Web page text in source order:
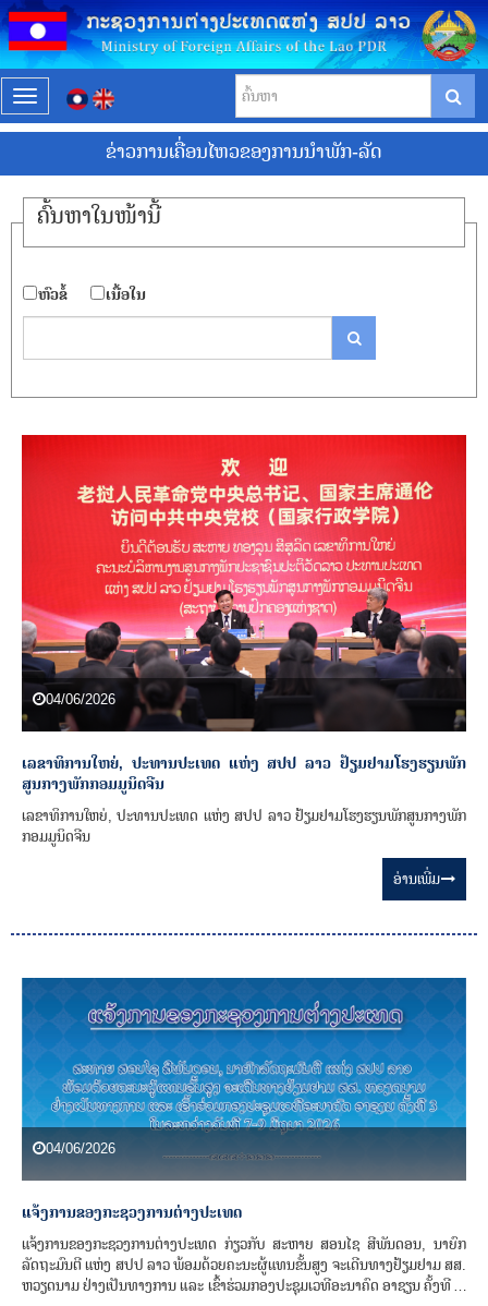
T
o
g
l
n
a
v
g
i
ຂ່າວການ​ເຄື່ອນ​ໄຫວຂອງການນໍາພັກ-ລັດ
ຄົ້ນ​ຫາ​ໃນ​ໜ້ານີ້
​ຫົວ​ຂໍ້ ​ເນື້ອ​ໃນ
04/06/2026
ເລຂາທິການໃຫຍ່, ປະທານປະເທດ ແຫ່ງ ສປປ ລາວ ຢ້ຽມຢາມໂຮງຮຽນພັກ
ສູນກາງພັກກອມມູນິດຈີນ
ເລຂາທິການໃຫຍ່, ປະທານປະເທດ ແຫ່ງ ສປປ ລາວ ຢ້ຽມຢາມໂຮງຮຽນພັກສູນກາງພັກ
ກອມມູນິດຈີນ
ອ່ານ​ເພີ່ມ
04/06/2026
ແຈ້ງການຂອງກະຊວງການຕ່າງປະເທດ
ແຈ້ງການຂອງກະຊວງການຕ່າງປະເທດ ກ່ຽວກັບ ສະຫາຍ ສອນໄຊ ສີພັນດອນ, ນາຍົກ
ລັດຖະມົນຕີ ແຫ່ງ ສປປ ລາວ ພ້ອມດ້ວຍຄະນະຜູ້ແທນຂັ້ນສູງ ຈະເດີນທາງຢ້ຽມຢາມ ສສ.
ຫວຽດນາມ ຢ່າງເປັນທາງການ ແລະ ເຂົ້າຮ່ວມກອງປະຊຸມເວທີອະນາຄົດ ອາຊຽນ ຄັ້ງທີ 3,